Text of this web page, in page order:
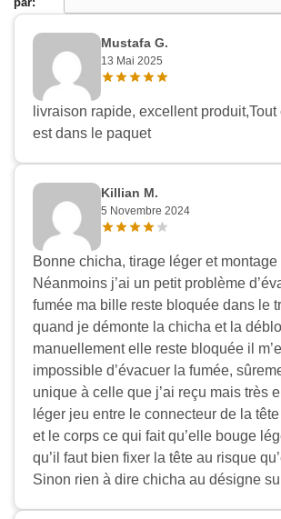
Mustafa G.
13 Mai 2025
livraison rapide, excellent
est dans le paquet
Killian M.
5 Novembre 2024
Bonne chicha, tirage léger et montage
Néanmoins j’ai un petit problème
fumée ma bille reste bloquée dans le
quand je démonte la chicha et la
manuellement elle reste bloquée il
impossible d’évacuer la fumée,
unique à celle que j’ai reçu mais très
léger jeu entre le connecteur de la
et le corps ce qui fait qu’elle bouge
qu’il faut bien fixer la tête au risque
Sinon rien à dire chicha au désigne
Appliquer les filtres